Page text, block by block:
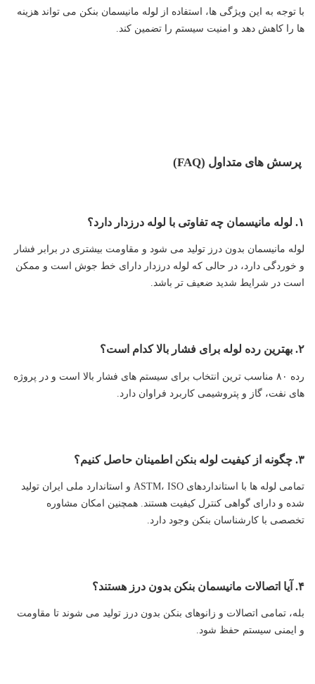
با توجه به این ویژگی ها، استفاده از لوله مانیسمان بنکن می تواند هزینه
ها را کاهش دهد و امنیت سیستم را تضمین کند.
پرسش های متداول (FAQ)
۱. لوله مانیسمان چه تفاوتی با لوله درزدار دارد؟
لوله مانیسمان بدون درز تولید می شود و مقاومت بیشتری در برابر فشار
و خوردگی دارد، در حالی که لوله درزدار دارای خط جوش است و ممکن
است در شرایط شدید ضعیف تر باشد.
۲. بهترین رده لوله برای فشار بالا کدام است؟
رده ۸۰ مناسب ترین انتخاب برای سیستم های فشار بالا است و در پروژه
های نفت، گاز و پتروشیمی کاربرد فراوان دارد.
۳. چگونه از کیفیت لوله بنکن اطمینان حاصل کنیم؟
تمامی لوله ها با استانداردهای ASTM، ISO و استاندارد ملی ایران تولید
شده و دارای گواهی کنترل کیفیت هستند. همچنین امکان مشاوره
تخصصی با کارشناسان بنکن وجود دارد.
۴. آیا اتصالات مانیسمان بنکن بدون درز هستند؟
بله، تمامی اتصالات و زانوهای بنکن بدون درز تولید می شوند تا مقاومت
و ایمنی سیستم حفظ شود.